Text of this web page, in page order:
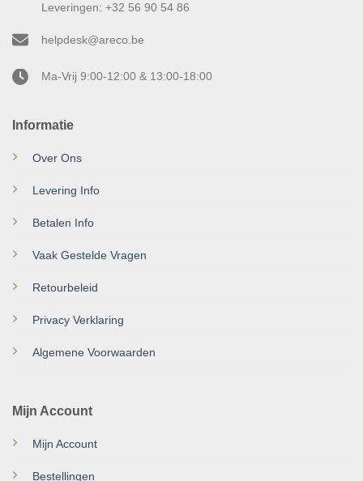
Informatie
Over Ons
Levering Info
Betalen Info
Vaak Gestelde Vragen
Retourbeleid
Privacy Verklaring
Algemene Voorwaarden
Mijn Account
Mijn Account
Bestellingen
Leveringen: +32 56 90 54 86
helpdesk@areco.be
Ma-Vrij 9:00-12:00 & 13:00-18:00